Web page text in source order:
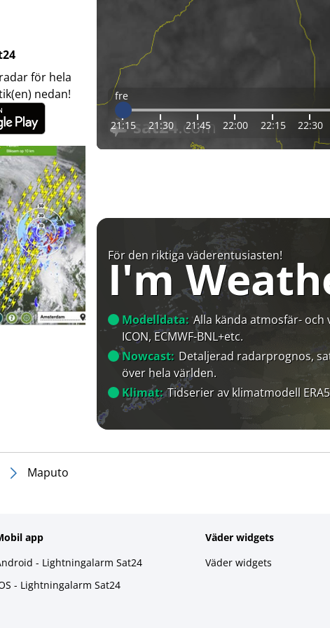
för hela
nedan!
fre
21:15 21:30 21:45 22:00 22:15 22:30
För den riktiga väderentusiasten!
I'm
Modelldata: Alla kända atmosfär- och
ICON, ECMWF-BNL+etc.
Nowcast: Detaljerad radarprognos,
över hela världen.
Klimat: Tidserier av klimatmodell
Maputo
app
- Lightningalarm Sat24
- Lightningalarm Sat24
Väder widgets
Väder widgets